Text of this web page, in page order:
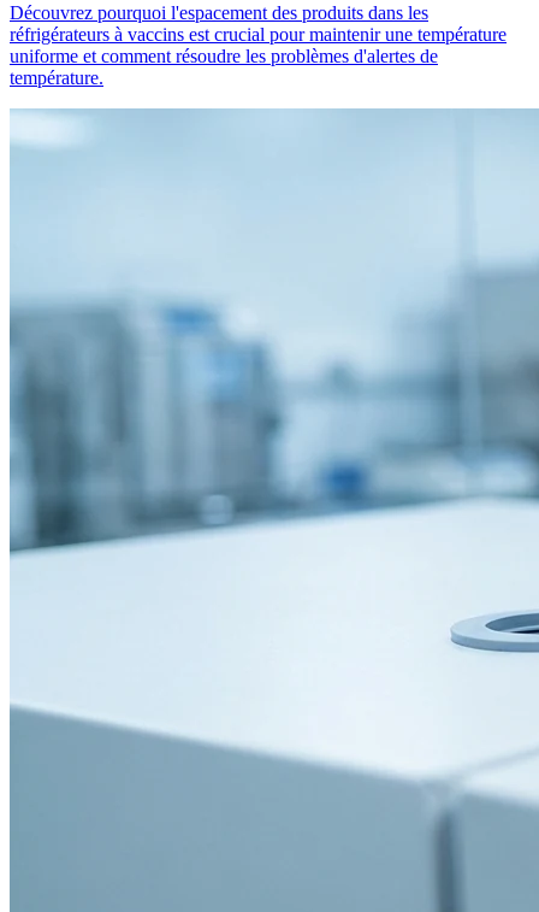
Découvrez pourquoi l'espacement des produits dans les
réfrigérateurs à vaccins est crucial pour maintenir une température
uniforme et comment résoudre les problèmes d'alertes de
température.